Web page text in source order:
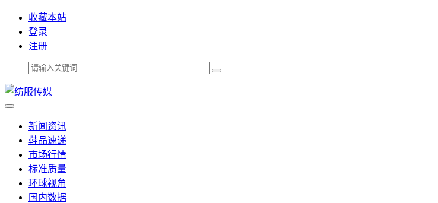
收藏本站
登录
注册
新闻资讯
鞋品速递
市场行情
标准质量
环球视角
国内数据